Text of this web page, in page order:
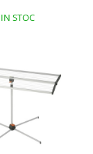
IN STOC